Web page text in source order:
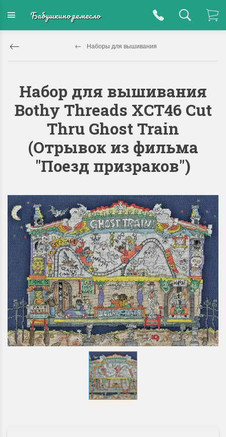
Бабушкино ремесло
Наборы для вышивания
Набор для вышивания
Bothy Threads XCT46 Cut
Thru Ghost Train
(Отрывок из фильма
"Поезд призраков")